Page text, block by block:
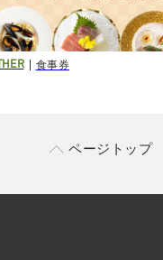
食事券
ページトップ